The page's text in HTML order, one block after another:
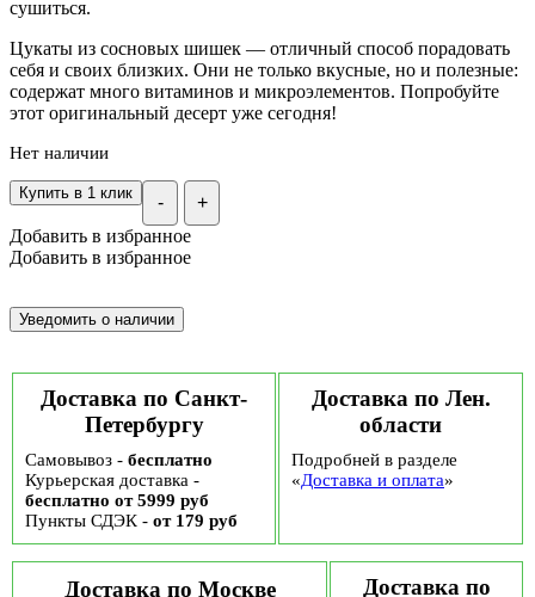
сушиться.
Цукаты из сосновых шишек — отличный способ порадовать
себя и своих близких. Они не только вкусные, но и полезные:
содержат много витаминов и микроэлементов. Попробуйте
этот оригинальный десерт уже сегодня!
Нет наличии
- +
Купить в 1 клик
Добавить в избранное
Добавить в избранное
Доставка по Санкт-
Петербургу
Самовывоз - бесплатно
Курьерская доставка -
бесплатно от 5999 руб
Пункты СДЭК - от 179 руб
Доставка по Лен.
области
Подробней в разделе
«Доставка и оплата»
Доставка по Москве Доставка по